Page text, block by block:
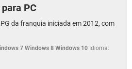
PC
da franquia iniciada em 2012, com
7 Windows 8 Windows 10 Idioma: